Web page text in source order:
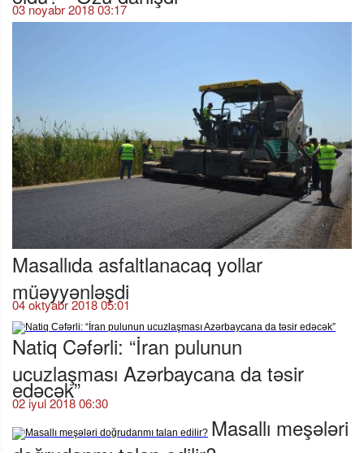
03 noyabr 2018 03:17
Masallıda asfaltlanacaq yollar
müəyyənləşdi
04 oktyabr 2018 05:01
Natiq Cəfərli: “İran pulunun
ucuzlaşması Azərbaycana da təsir
edəcək”
02 iyul 2018 06:30
Masallı meşələri
doğrudanmı talan edilir?